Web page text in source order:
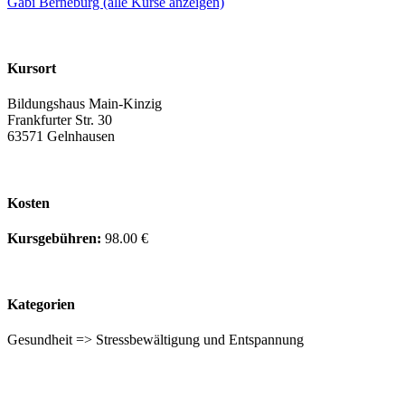
Kursort
Bildungshaus Main-Kinzig
Frankfurter Str. 30
63571 Gelnhausen
Kosten
Kursgebühren: 98.00 €
Kategorien
Gesundheit => Stressbewältigung und Entspannung